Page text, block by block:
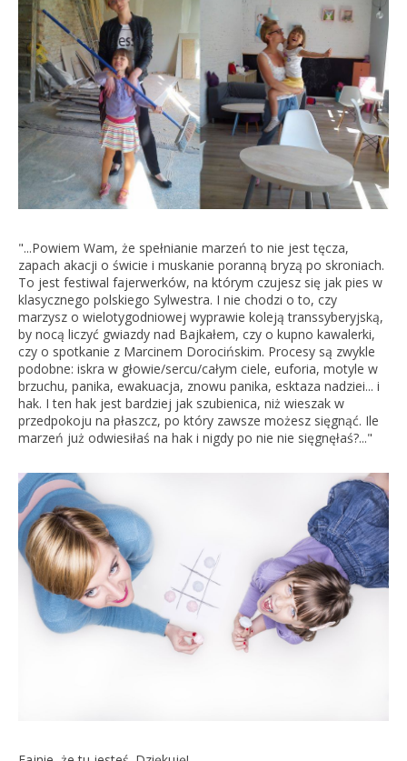
"...Powiem Wam, że spełnianie marzeń to nie jest tęcza,
zapach akacji o świcie i muskanie poranną bryzą po skroniach.
To jest festiwal fajerwerków, na którym czujesz się jak pies w
klasycznego polskiego Sylwestra. I nie chodzi o to, czy
marzysz o wielotygodniowej wyprawie koleją transsyberyjską,
by nocą liczyć gwiazdy nad Bajkałem, czy o kupno kawalerki,
czy o spotkanie z Marcinem Dorocińskim. Procesy są zwykle
podobne: iskra w głowie/sercu/całym ciele, euforia, motyle w
brzuchu, panika, ewakuacja, znowu panika, esktaza nadziei... i
hak. I ten hak jest bardziej jak szubienica, niż wieszak w
przedpokoju na płaszcz, po który zawsze możesz sięgnąć. Ile
marzeń już odwiesiłaś na hak i nigdy po nie nie sięgnęłaś?..."